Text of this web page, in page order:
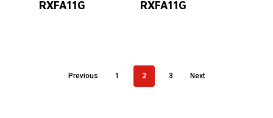
RXFA11G
RXFA11G
Previous 1 2 3 Next